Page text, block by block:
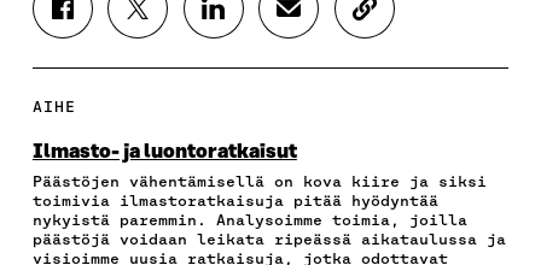
J
A
A
E
O
O
K
I
J
A
T
E
R
I
S
J
A
K
D
I
N
I
J
A
K
P
O
S
K
O
T
I
K
K
AIHE
Ilmasto- ja luontoratkaisut
Päästöjen vähentämisellä on kova kiire ja siksi
toimivia ilmastoratkaisuja pitää hyödyntää
nykyistä paremmin. Analysoimme toimia, joilla
päästöjä voidaan leikata ripeässä aikataulussa ja
visioimme uusia ratkaisuja, jotka odottavat